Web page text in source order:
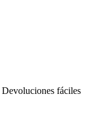
Devoluciones fáciles